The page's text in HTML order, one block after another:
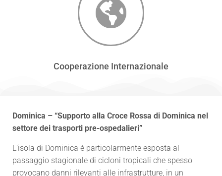
Cooperazione Internazionale
Dominica – “Supporto alla Croce Rossa di Dominica nel
settore dei trasporti pre-ospedalieri”
L’isola di Dominica è particolarmente esposta al
passaggio stagionale di cicloni tropicali che spesso
provocano danni rilevanti alle infrastrutture, in un